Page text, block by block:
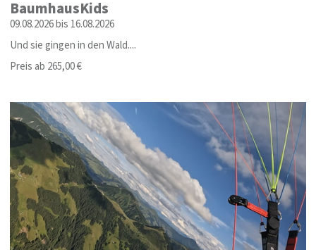
BaumhausKids
09.08.2026 bis 16.08.2026
Und sie gingen in den Wald....
Preis ab 265,00 €